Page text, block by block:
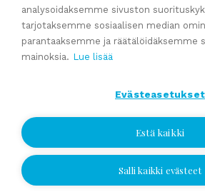
valmistaudut yrityskauppaan ajoissa
Kumppaniblogi: Avio-oikeus ja
Yrityskauppablogi: Miksi käyttää
Yrityskauppablogi: Yritysvälittäjän työ
kuukautta ennen kauppaa
Katso kaikki
Jätä
analysoidaksemme sivuston
tarjotaksemme sosiaalisen median
parantaaksemme ja räätälöidäksemme
mainoksia. Lue lisää
Evästeasetukset
Estä kaikki
Salli kaikki evästeet